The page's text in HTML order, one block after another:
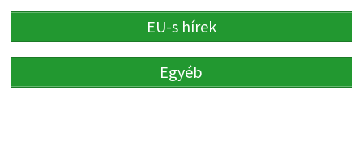
EU-s hírek
Egyéb